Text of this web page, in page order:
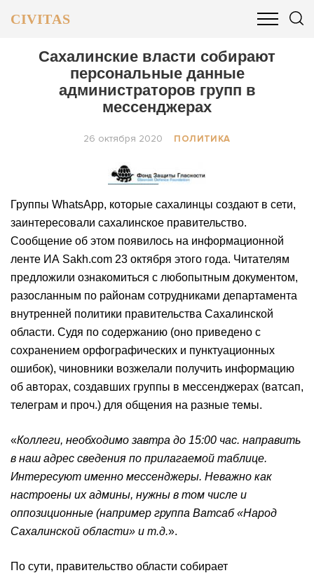
CIVITAS
ОБЩЕСТВО БИЗНЕС И ФИНАНСЫ
Сахалинские власти собирают
персональные данные
администраторов групп в
мессенджерах
26 октября 2020 ПОЛИТИКА
Группы WhatsApp, которые сахалинцы создают в сети,
заинтересовали сахалинское правительство.
Сообщение об этом появилось на информационной
ленте ИА Sakh.com 23 октября этого года. Читателям
предложили ознакомиться с любопытным документом,
разосланным по районам сотрудниками департамента
внутренней политики правительства Сахалинской
области. Судя по содержанию (оно приведено с
сохранением орфографических и пунктуационных
ошибок), чиновники возжелали получить информацию
об авторах, создавших группы в мессенджерах (ватсап,
телеграм и проч.) для общения на разные темы.
«Коллеги, необходимо завтра до 15:00 час. направить
в наш адрес сведения по прилагаемой таблице.
Интересуют именно мессенджеры. Неважно как
настроены их админы, нужны в том числе и
оппозиционные (например группа Ватсаб «Народ
Сахалинской области» и т.д.».
По сути, правительство области собирает